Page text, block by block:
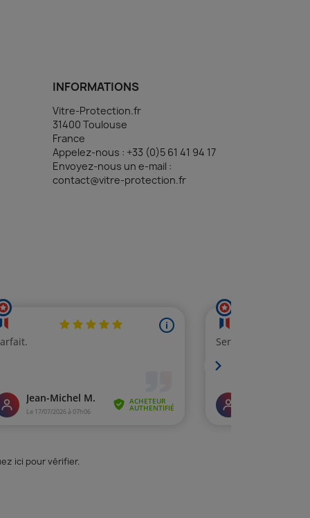
INFORMATIONS
Vitre-Protection.fr
31400 Toulouse
France
Appelez-nous : +33 (0)5 61 41 94 17
Envoyez-nous un e-mail :
contact@vitre-protection.fr
ici pour vérifier.